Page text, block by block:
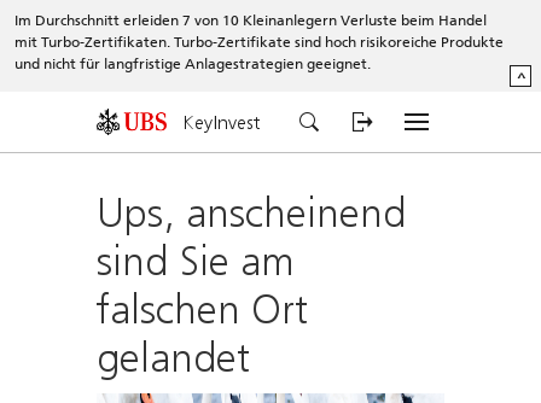
Im Durchschnitt erleiden 7 von 10 Kleinanlegern Verluste beim Handel
mit Turbo-Zertifikaten. Turbo-Zertifikate sind hoch risikoreiche Produkte
und nicht für langfristige Anlagestrategien geeignet.
^
KeyInvest
Ups, anscheinend
sind Sie am
falschen Ort
gelandet